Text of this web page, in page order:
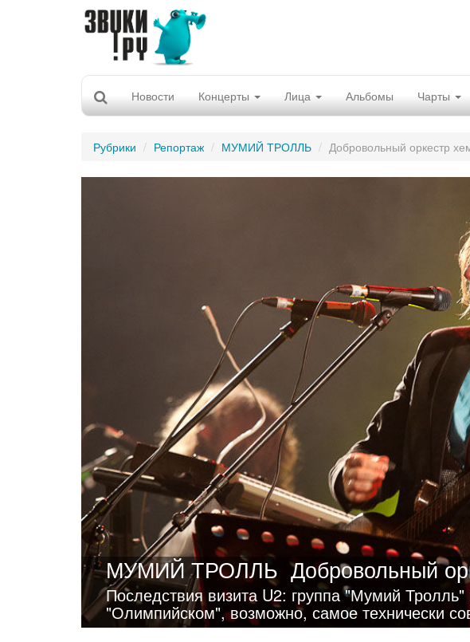
Новости Концерты Лица Альбомы Чарты
Рубрики Репортаж МУМИЙ ТРОЛЛЬ Добровольный оркестр
МУМИЙ ТРОЛЛЬ Добровольный
Последствия визита U2: группа "Мумий
"Олимпийском", возможно, самое технически